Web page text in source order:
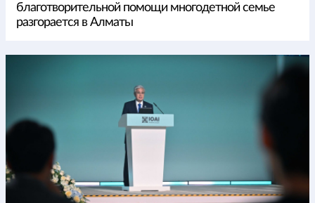
благотворительной помощи многодетной семье
разгорается в Алматы